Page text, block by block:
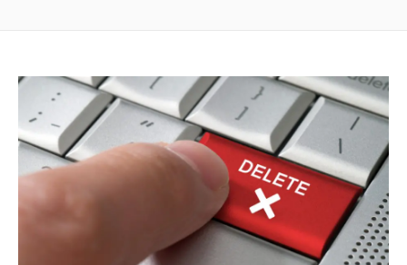
חדר חדשות
המלצות
ניהול מוניטין
צור קשר